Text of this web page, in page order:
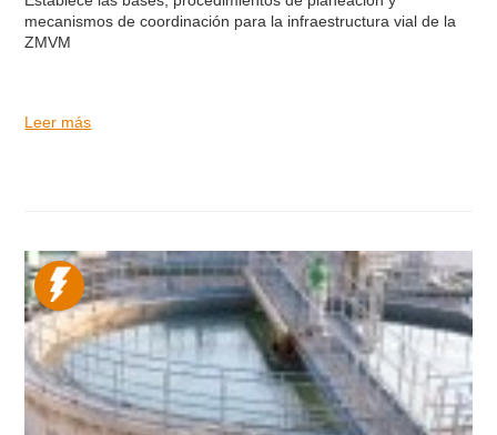
mecanismos de coordinación para la infraestructura vial de la
ZMVM
Leer más